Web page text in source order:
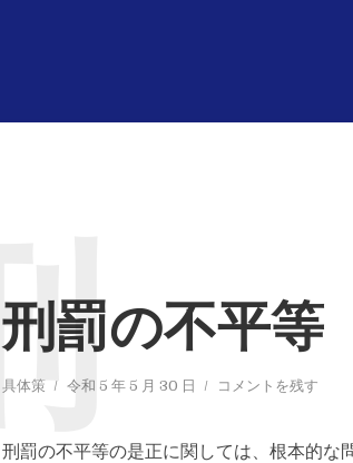
刑罰の不平等
具体策 令和 5 年 5 月 30 日 コメントを残す
刑
刑罰の不平等の是正に関しては、根本的な